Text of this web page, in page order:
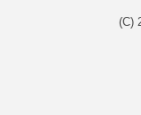
(C)